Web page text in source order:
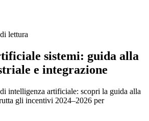
lettura
sistemi: guida alla
e integrazione
intelligenza artificiale: scopri la guida alla
gli incentivi 2024–2026 per